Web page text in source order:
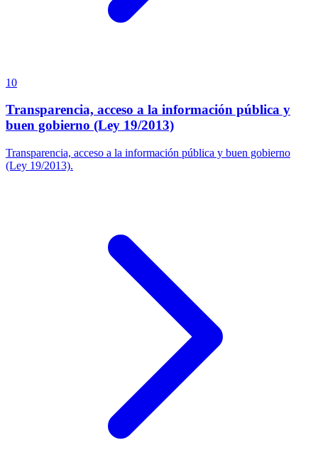
10
Transparencia, acceso a la información pública y
buen gobierno (Ley 19/2013)
Transparencia, acceso a la información pública y buen gobierno
(Ley 19/2013).